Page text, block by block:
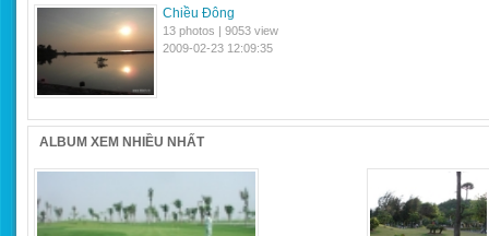
Chiều Đông
13 photos | 9053 view
2009-02-23 12:09:35
ALBUM XEM NHIỀU NHẤT